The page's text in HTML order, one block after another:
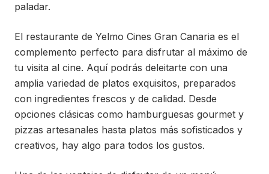
paladar.
El restaurante de Yelmo Cines Gran Canaria es el
complemento perfecto para disfrutar al máximo de
tu visita al cine. Aquí podrás deleitarte con una
amplia variedad de platos exquisitos, preparados
con ingredientes frescos y de calidad. Desde
opciones clásicas como hamburguesas gourmet y
pizzas artesanales hasta platos más sofisticados y
creativos, hay algo para todos los gustos.